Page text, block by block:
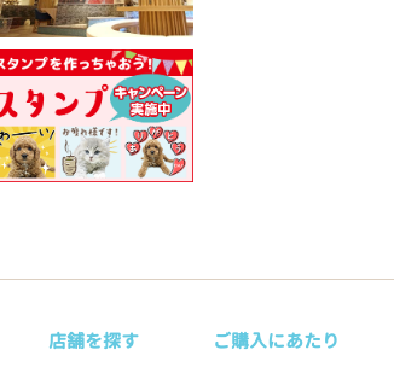
店舗を探す ご購入にあたり